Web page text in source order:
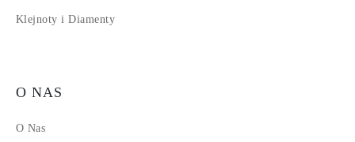
Klejnoty i Diamenty
O NAS
O Nas